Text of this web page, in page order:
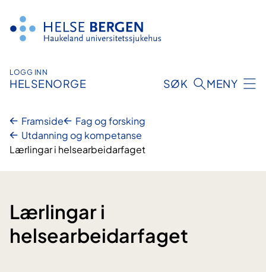
innhald
LOGG INN
HELSENORGE SØK MENY
Framside
Fag og forsking
Utdanning og kompetanse
Lærlingar i helsearbeidarfaget
Lærlingar i
helsearbeidarfaget